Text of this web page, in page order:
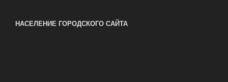
НАСЕЛЕНИЕ ГОРОДСКОГО САЙТА